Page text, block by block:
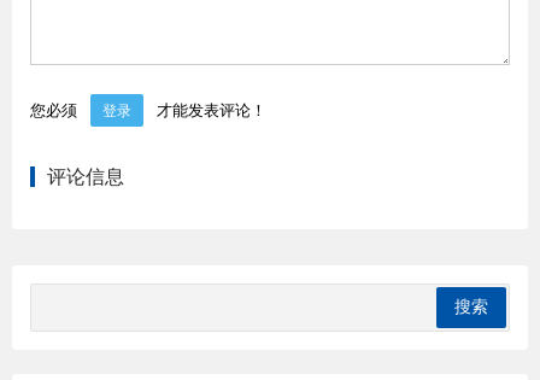
您必须 登录 才能发表评论！
评论信息